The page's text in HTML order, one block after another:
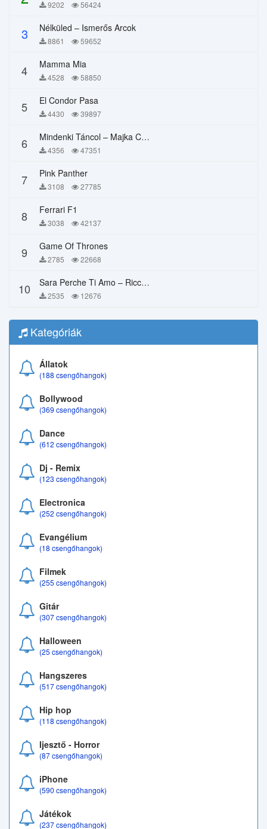
9202 56424
3 Nélküled – Ismerős Arcok
8861 59652
4 Mamma Mia
4528 58850
5 El Condor Pasa
4430 39897
6 Mindenki Táncol – Majka Curtis, Péter Majoros
4356 47351
7 Pink Panther
3108 27785
8 Ferrari F1
3038 42137
9 Game Of Thrones
2785 22668
10 Sara Perche Ti Amo – Ricchi E Poveri
2535 12676
Kategóriák
Állatok
(188 csengőhangok)
Bollywood
(369 csengőhangok)
Dance
(612 csengőhangok)
Dj - Remix
(123 csengőhangok)
Electronica
(252 csengőhangok)
Evangélium
(18 csengőhangok)
Filmek
(255 csengőhangok)
Gitár
(307 csengőhangok)
Halloween
(25 csengőhangok)
Hangszeres
(517 csengőhangok)
Hip hop
(118 csengőhangok)
Ijesztő - Horror
(87 csengőhangok)
iPhone
(590 csengőhangok)
Játékok
(237 csengőhangok)